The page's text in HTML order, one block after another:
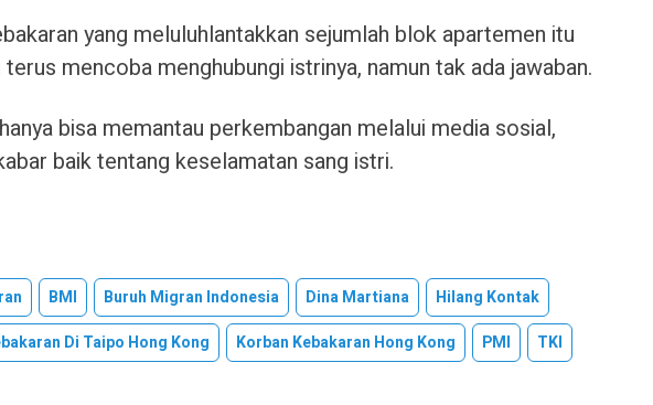
yang meluluhlantakkan sejumlah blok apartemen itu
mencoba menghubungi istrinya, namun tak ada jawaban.
bisa memantau perkembangan melalui media sosial,
baik tentang keselamatan sang istri.
BMI Buruh Migran Indonesia Dina Martiana
Hilang Kontak
Di Taipo Hong Kong Korban Kebakaran Hong Kong PMI
TKI